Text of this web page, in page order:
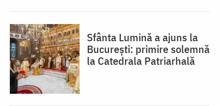
Sfânta Lumină a ajuns la
București: primire solemnă
la Catedrala Patriarhală